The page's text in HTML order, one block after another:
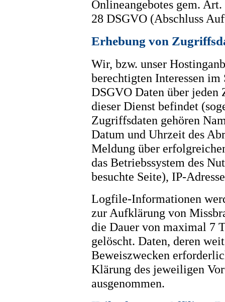
Onlineangebotes gem.
28 DSGVO (Abschluss
Erhebung von
Wir, bzw. unser
berechtigten Interessen
DSGVO Daten über jeden
dieser Dienst befindet
Zugriffsdaten gehören
Datum und Uhrzeit des
Meldung über
das Betriebssystem des
besuchte Seite), IP-
Logfile-Informationen
zur Aufklärung von
die Dauer von maximal 7
gelöscht. Daten, deren
Beweiszwecken
Klärung des jeweiligen
ausgenommen.